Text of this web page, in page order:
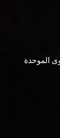
الموحدة